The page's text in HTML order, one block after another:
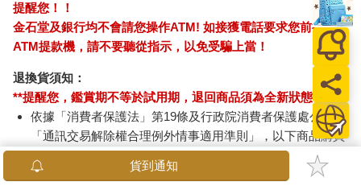
提醒您！！
金石堂及銀行均不會請您操作ATM! 如接獲電話要求您前往
ATM提款機，請不要聽從指示，以免受騙上當！
退換貨須知：
**提醒您，鑑賞期不等於試用期，退回商品須為全新狀態**
依據「消費者保護法」第19條及行政院消費者保護處公告之
「通訊交易解除權合理例外情事適用準則」，以下商品購買
後，除商品本身有瑕疵外，將不提供7天的猶豫期：
易於腐敗、保存期限較短或解約時即將逾期。（如：生
貨到通知